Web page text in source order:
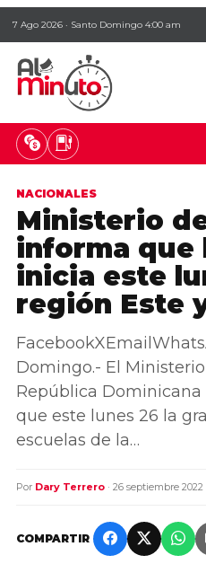
7 Ago 2026 · Santo Domingo 4:00 am
NACIONALES
Ministerio
informa que
inicia este
región Este
Domingo.- El
República Dominicana
que este lunes 26 la
escuelas de la…
Por Dary Terrero · 26 septiembre 2022
COMPARTIR